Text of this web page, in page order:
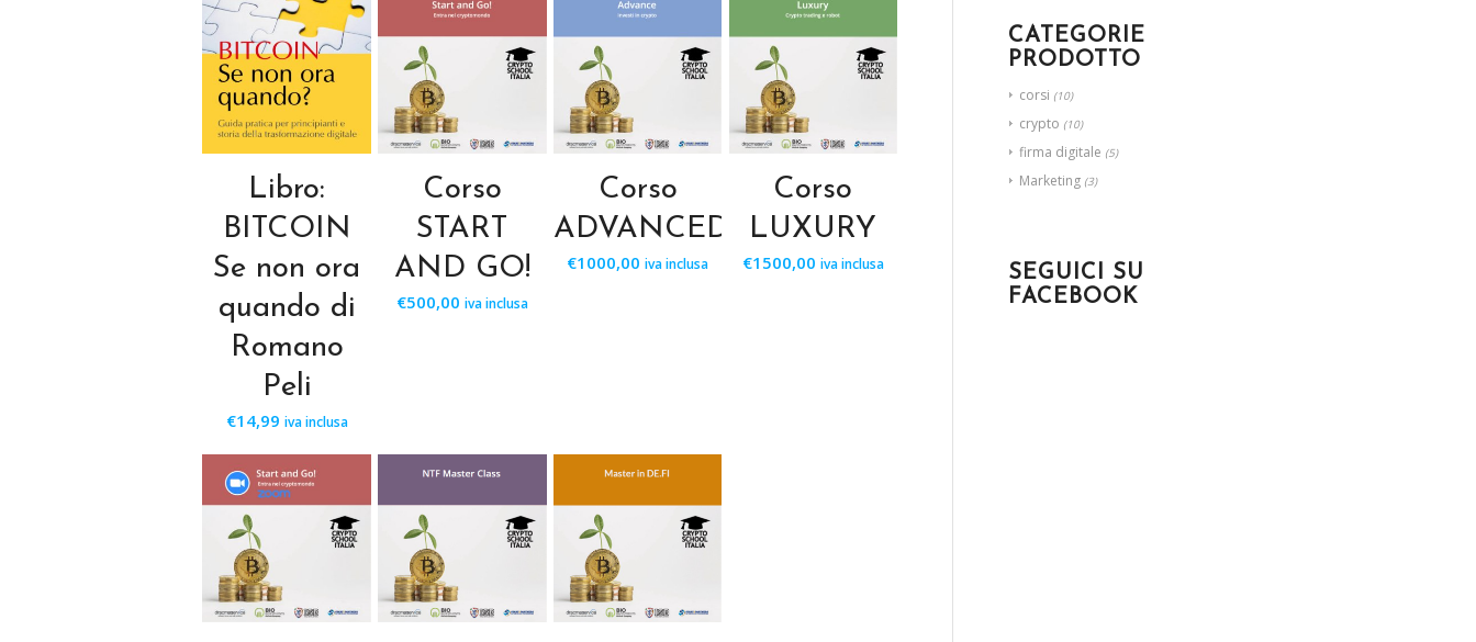
Libro:
BITCOIN
Se non ora
quando di
Romano
Peli
€14,99 iva inclusa
Corso
START
AND GO!
€500,00 iva inclusa
Corso
ADVANCED
€1000,00 iva inclusa
Corso
LUXURY
€1500,00 iva inclusa
CATEGORIE
PRODOTTO
corsi (10)
crypto (10)
firma digitale (5)
Marketing (3)
SEGUICI SU
FACEBOOK